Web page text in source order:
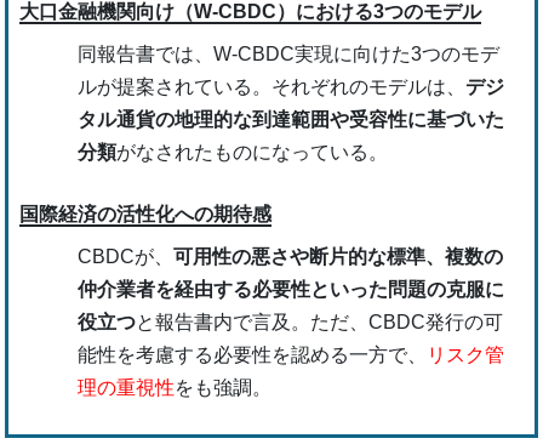
大口金融機関向け（W-CBDC）における3つのモデル
同報告書では、W-CBDC実現に向けた3つのモデ
ルが提案されている。それぞれのモデルは、 デジ
タル通貨の地理的な到達範囲や受容性に基づいた
分類がなされたものになっている。
国際経済の活性化への期待感
CBDCが、
可用性の悪さや断片的な標準、複数の
仲介業者を経由する必要性といった問題の克服に
役立つと報告書内で言及。ただ、CBDC発行の可
能性を考慮する必要性を認める一方で、
リスク管
理の重視性をも強調。